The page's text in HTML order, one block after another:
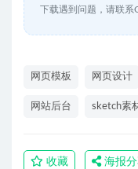
下载遇到问题，请联
网页模板 网页设计
网站后台 sketch素
收藏 海报